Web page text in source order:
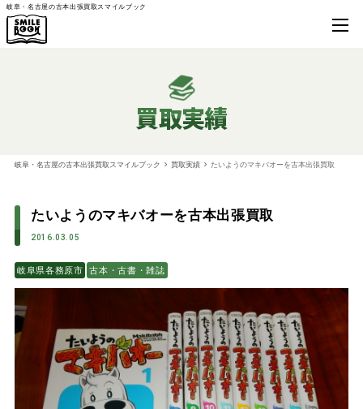
岐阜・名古屋の古本出張買取スマイルブック
買取実績
岐阜・名古屋の古本出張買取スマイルブック 買取実績 たいようのマキバオーを古本出張買取
たいようのマキバオーを古本出張買取
2016.03.05
岐阜県各務原市 古本・古書・雑誌